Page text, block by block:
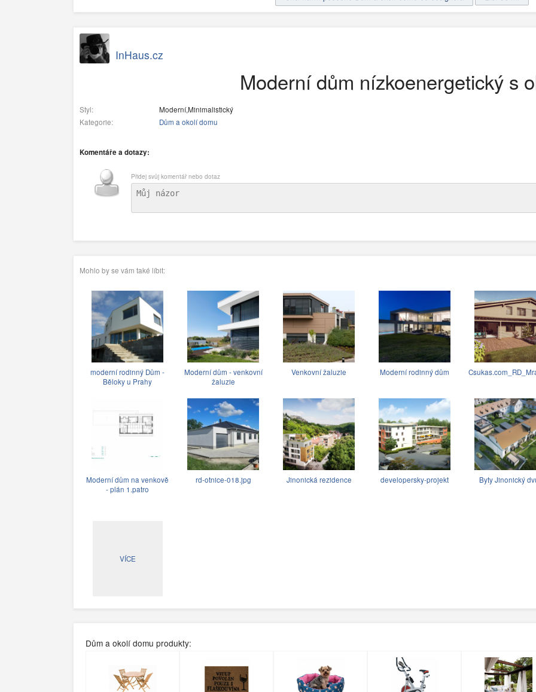
InHaus.cz
Moderní dům nízkoenergetický s
Styl:
Moderní,Minimalistický
Kategorie:
Dům a okolí domu
Komentáře a dotazy:
Přidej svůj komentář nebo dotaz
Mohlo by se vám také líbit:
moderní rodinný Dům -
Běloky u Prahy
Moderní dům - venkovní
žaluzie
Venkovní žaluzie Moderní rodinný dům
Moderní dům na venkově
- plán 1.patro
rd-otnice-018.jpg Jinonická rezidence developersky-projekt Byty Jinonický
VÍCE
Dům a okolí domu produkty: